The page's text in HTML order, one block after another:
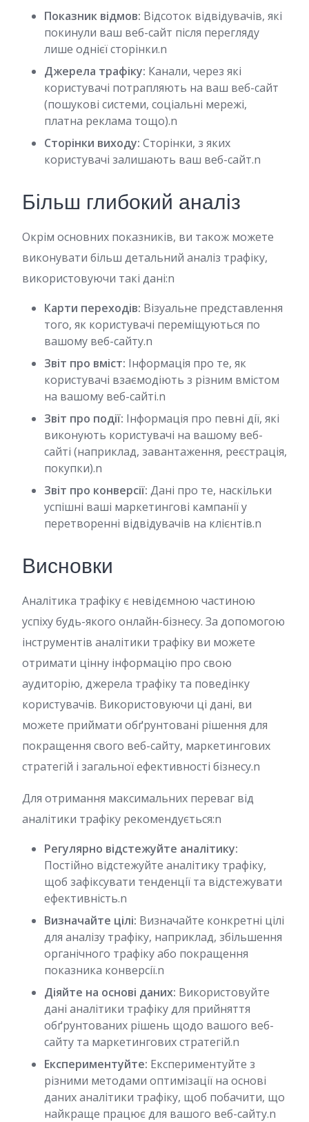
Показник відмов: Відсоток відвідувачів, які
покинули ваш веб-сайт після перегляду
лише однієї сторінки.n
Джерeла трафіку: Канали, через які
користувачі потрапляють на ваш веб-сайт
(пошукові системи, соціальні мережі,
платна реклама тощо).n
Сторінки виходу: Сторінки, з яких
користувачі залишають ваш веб-сайт.n
Більш глибокий аналіз
Окрім основних показників, ви також можете
виконувати більш детальний аналіз трафіку,
використовуючи такі дані:n
Карти переходів: Візуальне представлення
того, як користувачі переміщуються по
вашому веб-сайту.n
Звіт про вміст: Інформація про те, як
користувачі взаємодіють з різним вмістом
на вашому веб-сайті.n
Звіт про події: Інформація про певні дії, які
виконують користувачі на вашому веб-
сайті (наприклад, завантаження, реєстрація,
покупки).n
Звіт про конверсії: Дані про те, наскільки
успішні ваші маркетингові кампанії у
перетворенні відвідувачів на клієнтів.n
Висновки
Аналітика трафіку є невідємною частиною
успіху будь-якого онлайн-бізнесу. За допомогою
інструментів аналітики трафіку ви можете
отримати цінну інформацію про свою
аудиторію, джерела трафіку та поведінку
користувачів. Використовуючи ці дані, ви
можете приймати обґрунтовані рішення для
покращення свого веб-сайту, маркетингових
стратегій і загальної ефективності бізнесу.n
Для отримання максимальних переваг від
аналітики трафіку рекомендується:n
Регулярно відстежуйте аналітику:
Постійно відстежуйте аналітику трафіку,
щоб зафіксувати тенденції та відстежувати
ефективність.n
Визначайте цілі: Визначайте конкретні цілі
для аналізу трафіку, наприклад, збільшення
органічного трафіку або покращення
показника конверсії.n
Діяйте на основі даних: Використовуйте
дані аналітики трафіку для прийняття
обґрунтованих рішень щодо вашого веб-
сайту та маркетингових стратегій.n
Експериментуйте: Експериментуйте з
різними методами оптимізації на основі
даних аналітики трафіку, щоб побачити, що
найкраще працює для вашого веб-сайту.n